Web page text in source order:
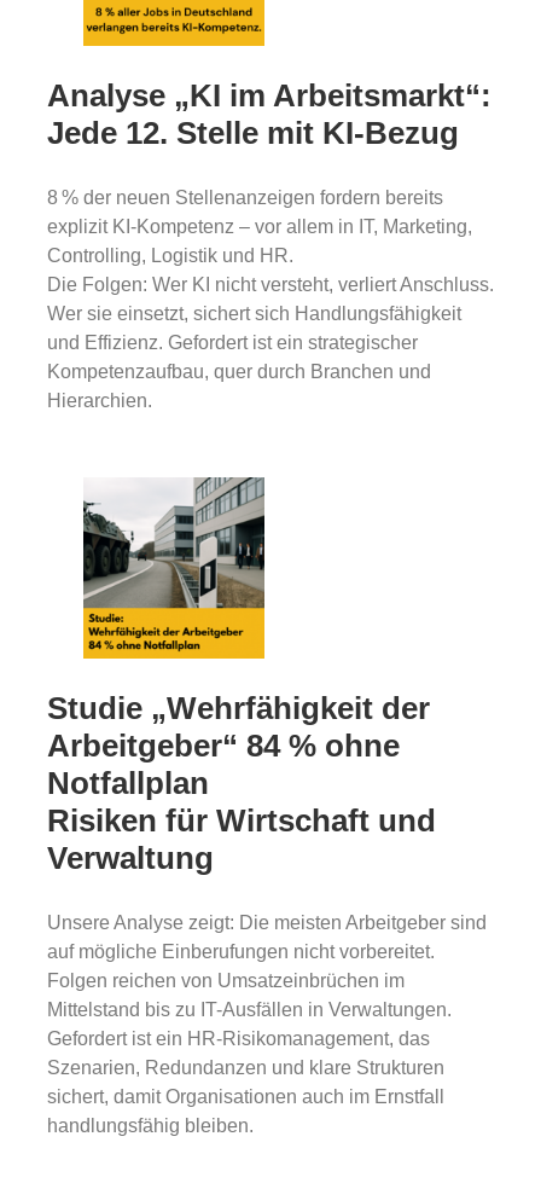
Analyse „KI im Arbeitsmarkt“:
Jede 12. Stelle mit KI-Bezug
8 % der neuen Stellenanzeigen fordern bereits
explizit KI-Kompetenz – vor allem in IT, Marketing,
Controlling, Logistik und HR.
Die Folgen: Wer KI nicht versteht, verliert Anschluss.
Wer sie einsetzt, sichert sich Handlungsfähigkeit
und Effizienz. Gefordert ist ein strategischer
Kompetenzaufbau, quer durch Branchen und
Hierarchien.
Studie „Wehrfähigkeit der
Arbeitgeber“ 84 % ohne
Notfallplan
Risiken für Wirtschaft und
Verwaltung
Unsere Analyse zeigt: Die meisten Arbeitgeber sind
auf mögliche Einberufungen nicht vorbereitet.
Folgen reichen von Umsatzeinbrüchen im
Mittelstand bis zu IT-Ausfällen in Verwaltungen.
Gefordert ist ein HR-Risikomanagement, das
Szenarien, Redundanzen und klare Strukturen
sichert, damit Organisationen auch im Ernstfall
handlungsfähig bleiben.